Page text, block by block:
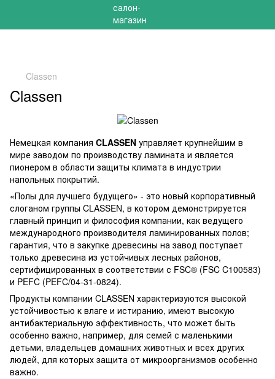
Classen
Classen
Немецкая компания CLASSEN управляет крупнейшим в
мире заводом по производству ламината и является
пионером в области защиты климата в индустрии
напольных покрытий.
«Полы для лучшего будущего» - это новый корпоративный
слоганом группы CLASSEN, в котором демонстрируется
главный принцип и философия компании, как ведущего
международного производителя ламинированных полов;
гарантия, что в закупке древесины на завод поступает
только древесина из устойчивых лесных районов,
сертифицированных в соответствии с FSC® (FSC C100583)
и PEFC (PEFC/04-31-0824).
Продукты компании CLASSEN характеризуются высокой
устойчивостью к влаге и истиранию, имеют высокую
антибактериальную эффективность, что может быть
особенно важно, например, для семей с маленькими
детьми, владельцев домашних животных и всех других
людей, для которых защита от микроорганизмов особенно
важно.